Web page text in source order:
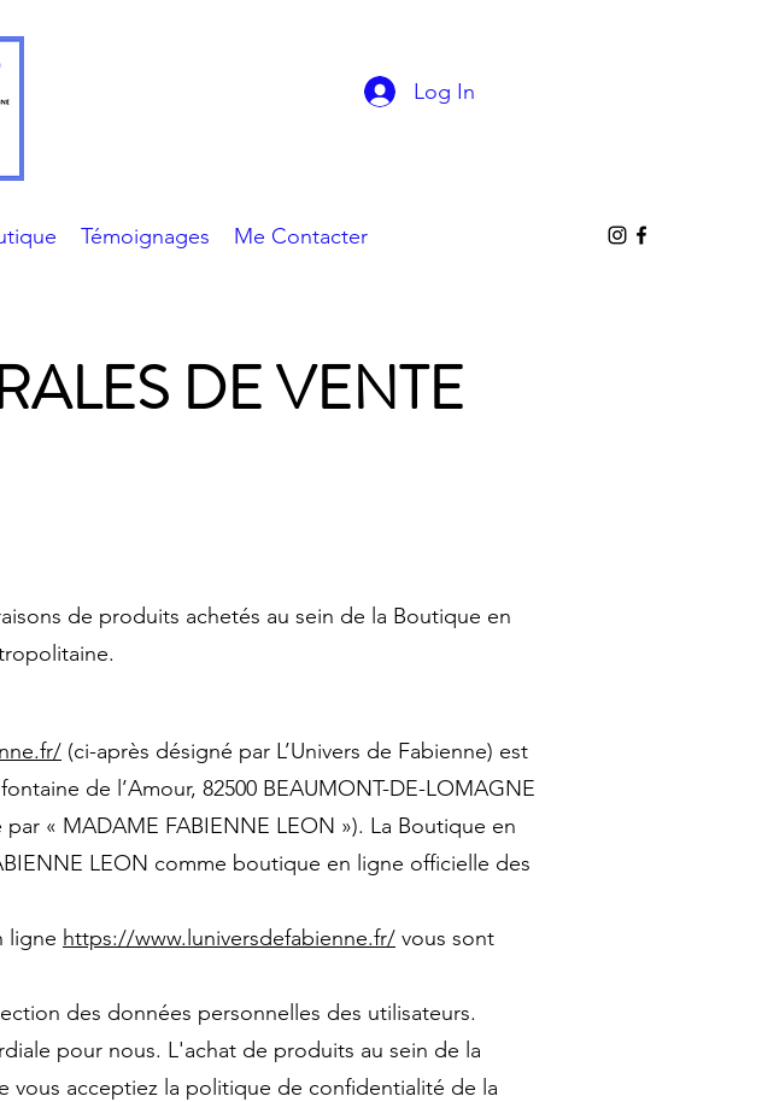
Log In
Témoignages Me Contacter
DE VENTE
de produits achetés au sein de la Boutique en
(ci-après désigné par L’Univers de Fabienne) est
de l’Amour, 82500 BEAUMONT-DE-LOMAGNE
« MADAME FABIENNE LEON »). La Boutique en
LEON comme boutique en ligne officielle des
ligne https://www.luniversdefabienne.fr/ vous sont
des données personnelles des utilisateurs.
pour nous. L'achat de produits au sein de la
vous acceptiez la politique de confidentialité de la